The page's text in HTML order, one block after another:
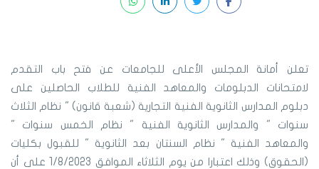
تعلن أمانة المجلس الأعلى للجامعات عن فتح باب التقدم
لامتحانات الدبلومات والمعاهد الفنية للطلاب الحاصلين على
دبلوم المدارس الثانوية الفنية التجارية (شعبة قانون) " نظام الثلاث
سنوات " والمدارس الثانوية الفنية " نظام الخمس سنوات "
والمعاهد الفنية " نظام السنتان بعد الثانوية " للقبول بكليات
(الحقوق) وذلك اعتبارا من يوم الثلاثاء الموافق 1/8/2023 على أن